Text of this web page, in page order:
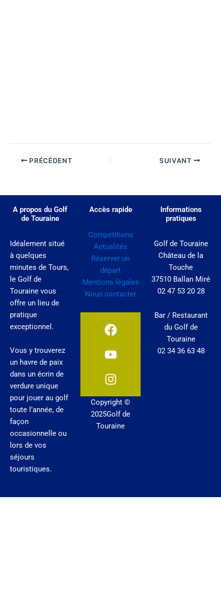
PRÉCÉDENT SUIVANT
A propos du Golf
de Touraine
Idéalement situé
à quelques
minutes de Tours,
le Golf de
Touraine vous
offre un lieu de
pratique
exceptionnel.
Vous y trouverez
un havre de paix
dans un écrin de
verdure unique
pour jouer au golf
toute l’année, de
façon
occasionnelle ou
lors de vos
séjours
touristiques.
Accès rapide
Compétitions
Actualités
Réserver un
départ
Mentions légales
Nous contacter
F
a
c
e
b
o
o
k
Y
o
u
t
u
b
e
I
n
s
t
a
g
r
a
m
Copyright ©
2025Golf de
Touraine
Informations
pratiques
Golf de Touraine
Château de la
Touche
37510 Ballan Miré
02 47 53 20 28
Bar / Restaurant
du Golf de
Touraine
02 34 36 63 48